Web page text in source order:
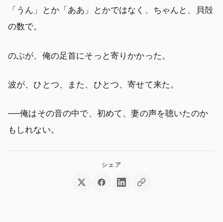
「うん」とか「ああ」とかではなく、ちゃんと、貝殻
の数で。
のぶが、俺の足首にそっと寄りかかった。
波が、ひとつ、また、ひとつ、寄せて来た。
──俺はその音の中で、初めて、妻の声を聴いたのか
もしれない。